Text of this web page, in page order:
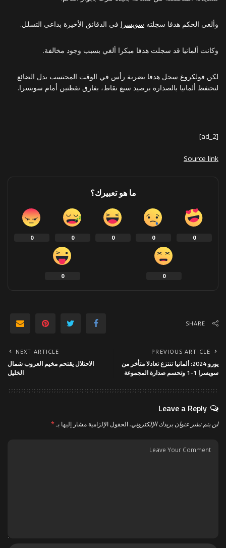
وألغى الحكم هدفا سجلته سويسرا في الدقائق الأخيرة بداعي التسلل.
وكانت ألمانيا قد سجلت هدفا مبكرا ألغي بسبب وجود مخالفة.
لكن فولكروغ سجل هدفا بضربة رأس في الوقت المحتسب بدل الضائع
لتحتفظ ألمانيا بالصدارة برصيد سبع نقاط، بفارق نقطتين أمام سويسرا.
[ad_2]
Source link
ما هو تعبيرك؟
0
0
0
0
0
0
0
SHARE
PREVIOUS ARTICLE
يورو 2024: ألمانيا تنتزع تعادلا متأخر من
سويسرا 1-1 وتحسم صدارة المجموعة
NEXT ARTICLE
الاحتلال يقتحم مخيم العروب شمال
الخليل
Leave a Reply
لن يتم نشر عنوان بريدك الإلكتروني.الحقول الإلزامية مشار إليها بـ*